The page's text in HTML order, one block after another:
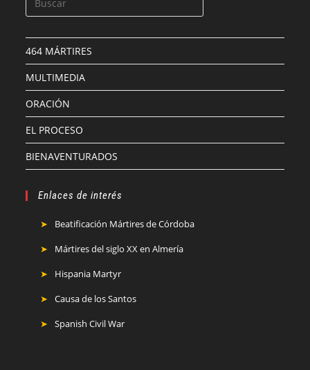
464 MÁRTIRES
MULTIMEDIA
ORACIÓN
EL PROCESO
BIENAVENTURADOS
Enlaces de interés
Beatificación Mártires de Córdoba
Mártires del siglo XX en Almería
Hispania Martyr
Causa de los Santos
Spanish Civil War